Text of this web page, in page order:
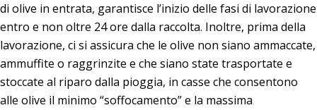
di olive in entrata, garantisce l’inizio delle fasi di lavorazione
entro e non oltre 24 ore dalla raccolta. Inoltre, prima della
lavorazione, ci si assicura che le olive non siano ammaccate,
ammuffite o raggrinzite e che siano state trasportate e
stoccate al riparo dalla pioggia, in casse che consentono
alle olive il minimo “soffocamento” e la massima